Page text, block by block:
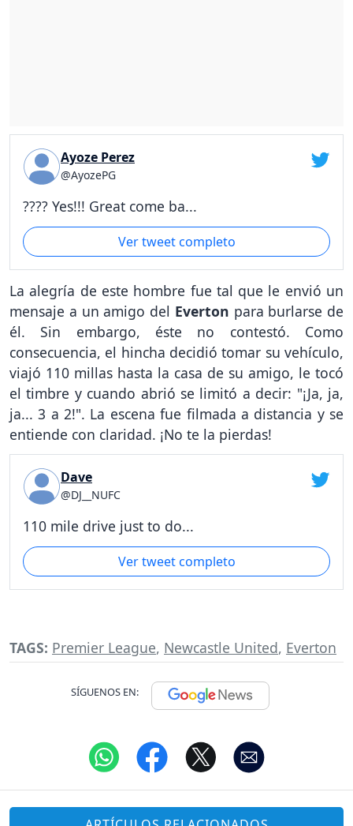
Ayoze Perez
@AyozePG
???? Yes!!! Great come ba...
Ver tweet completo
La alegría de este hombre fue tal que le envió un
mensaje a un amigo del Everton para burlarse de
él. Sin embargo, éste no contestó. Como
consecuencia, el hincha decidió tomar su vehículo,
viajó 110 millas hasta la casa de su amigo, le tocó
el timbre y cuando abrió se limitó a decir: "¡Ja, ja,
ja... 3 a 2!". La escena fue filmada a distancia y se
entiende con claridad. ¡No te la pierdas!
Dave
@DJ__NUFC
110 mile drive just to do...
Ver tweet completo
TAGS: Premier League, Newcastle United, Everton
SÍGUENOS EN: